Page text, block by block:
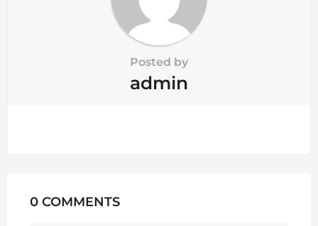
Posted by
admin
0 COMMENTS